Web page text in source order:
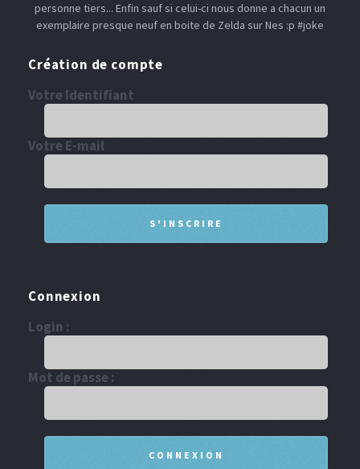
personne tiers... Enfin sauf si celui-ci nous donne a chacun un
exemplaire presque neuf en boite de Zelda sur Nes :p #joke
Création de compte
Votre Identifiant
Votre E-mail
Connexion
Login :
Mot de passe :